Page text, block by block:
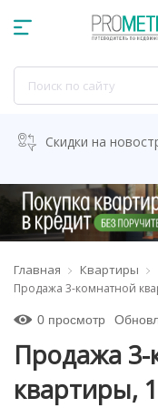
Скидки на
Главная Квартиры
Продажа 3-комнатной
0 просмотр
Продажа
квартиры,